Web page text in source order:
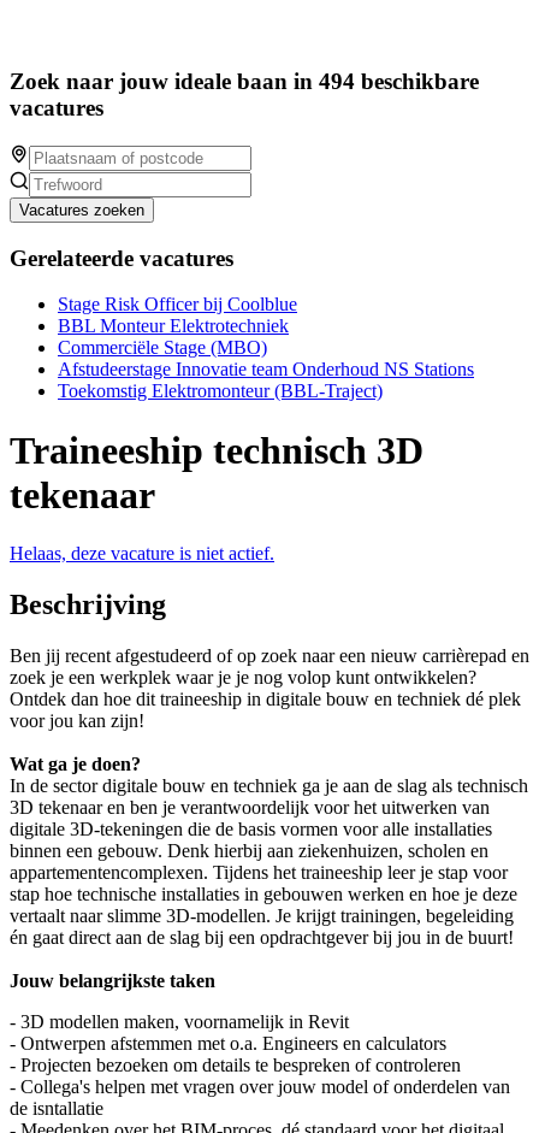
Zoek naar jouw ideale baan in 494 beschikbare
vacatures
Vacatures zoeken
Gerelateerde vacatures
Stage Risk Officer bij Coolblue
BBL Monteur Elektrotechniek
Commerciële Stage (MBO)
Afstudeerstage Innovatie team Onderhoud NS Stations
Toekomstig Elektromonteur (BBL-Traject)
Traineeship technisch 3D
tekenaar
Helaas, deze vacature is niet actief.
Beschrijving
Ben jij recent afgestudeerd of op zoek naar een nieuw carrièrepad en
zoek je een werkplek waar je je nog volop kunt ontwikkelen?
Ontdek dan hoe dit traineeship in digitale bouw en techniek dé plek
voor jou kan zijn!
Wat ga je doen?
In de sector digitale bouw en techniek ga je aan de slag als technisch
3D tekenaar en ben je verantwoordelijk voor het uitwerken van
digitale 3D-tekeningen die de basis vormen voor alle installaties
binnen een gebouw. Denk hierbij aan ziekenhuizen, scholen en
appartementencomplexen. Tijdens het traineeship leer je stap voor
stap hoe technische installaties in gebouwen werken en hoe je deze
vertaalt naar slimme 3D-modellen. Je krijgt trainingen, begeleiding
én gaat direct aan de slag bij een opdrachtgever bij jou in de buurt!
Jouw belangrijkste taken
- 3D modellen maken, voornamelijk in Revit
- Ontwerpen afstemmen met o.a. Engineers en calculators
- Projecten bezoeken om details te bespreken of controleren
- Collega's helpen met vragen over jouw model of onderdelen van
de isntallatie